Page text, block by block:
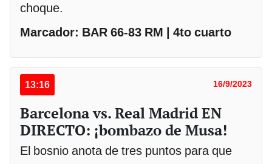
choque.
Marcador: BAR 66-83 RM | 4to cuarto
13:16 16/9/2023
Barcelona vs. Real Madrid EN
DIRECTO: ¡bombazo de Musa!
El bosnio anota de tres puntos para que